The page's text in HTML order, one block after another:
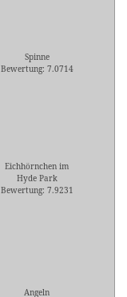
Spinne
Bewertung: 7.0714
Eichhörnchen im
Hyde Park
Bewertung: 7.9231
Angeln